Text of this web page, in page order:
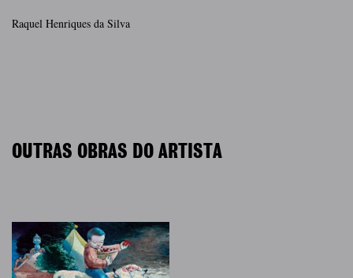
Raquel Henriques da Silva
OUTRAS OBRAS DO ARTISTA